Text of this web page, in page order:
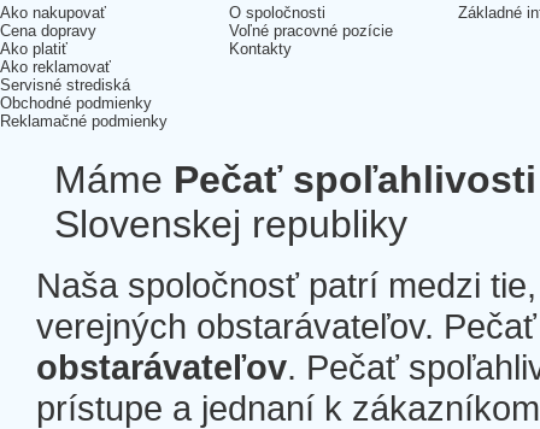
Ako nakupovať
Cena dopravy
Ako platiť
Ako reklamovať
Servisné strediská
Obchodné podmienky
Reklamačné podmienky
O spoločnosti
Voľné pracovné pozície
Kontakty
Základné
Máme Pečať spoľahlivosti
Slovenskej republiky
Naša spoločnosť patrí medzi
verejných obstarávateľov.
obstarávateľov. Pečať
prístupe a jednaní k